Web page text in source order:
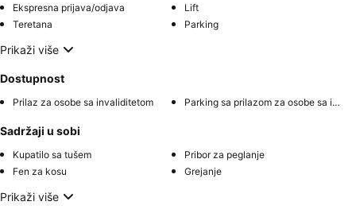
Ekspresna prijava/odjava
Lift
Teretana
Parking
Prikaži više
Dostupnost
Prilaz za osobe sa invaliditetom Parking sa prilazom za osobe sa invaliditetom
Sadržaji u sobi
Kupatilo sa tušem
Pribor za peglanje
Fen za kosu
Grejanje
Prikaži više